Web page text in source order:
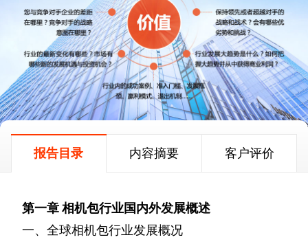
报告目录 内容摘要 客户评价
第一章相机包行业国内外发展概述
一、全球相机包行业发展概况